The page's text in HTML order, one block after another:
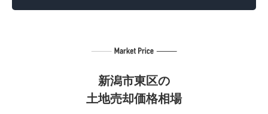
新潟市東区の
土地売却価格相場